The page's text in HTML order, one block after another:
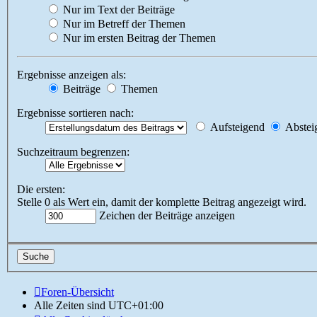
Nur im Text der Beiträge
Nur im Betreff der Themen
Nur im ersten Beitrag der Themen
Ergebnisse anzeigen als:
Beiträge
Themen
Ergebnisse sortieren nach:
Aufsteigend
Suchzeitraum begrenzen:
Die ersten:
Stelle 0 als Wert ein, damit der komplette Beitrag angezeigt wird.
Zeichen der Beiträge anzeigen
Foren-Übersicht
Alle Zeiten sind UTC+01:00